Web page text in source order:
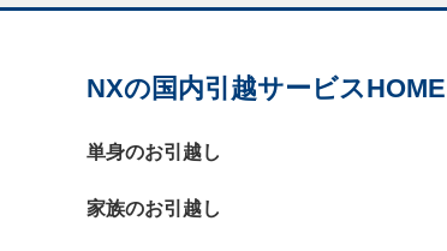
NXの国内引越サービスHOME
単身のお引越し
家族のお引越し